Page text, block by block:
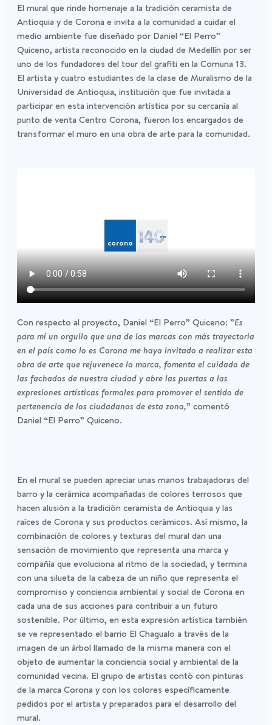
El mural que rinde homenaje a la tradición ceramista de
Antioquia y de Corona e invita a la comunidad a cuidar el
medio ambiente fue diseñado por Daniel “El Perro”
Quiceno, artista reconocido en la ciudad de Medellín por ser
uno de los fundadores del tour del grafiti en la Comuna 13.
El artista y cuatro estudiantes de la clase de Muralismo de la
Universidad de Antioquia, institución que fue invitada a
participar en esta intervención artística por su cercanía al
punto de venta Centro Corona, fueron los encargados de
transformar el muro en una obra de arte para la comunidad.
Con respecto al proyecto, Daniel “El Perro” Quiceno: ”Es
para mí un orgullo que una de las marcas con más trayectoria
en el país como lo es Corona me haya invitado a realizar esta
obra de arte que rejuvenece la marca, fomenta el cuidado de
las fachadas de nuestra ciudad y abre las puertas a las
expresiones artísticas formales para promover el sentido de
pertenencia de los ciudadanos de esta zona,” comentó
Daniel “El Perro” Quiceno.
En el mural se pueden apreciar unas manos trabajadoras del
barro y la cerámica acompañadas de colores terrosos que
hacen alusión a la tradición ceramista de Antioquia y las
raíces de Corona y sus productos cerámicos. Así mismo, la
combinación de colores y texturas del mural dan una
sensación de movimiento que representa una marca y
compañía que evoluciona al ritmo de la sociedad, y termina
con una silueta de la cabeza de un niño que representa el
compromiso y conciencia ambiental y social de Corona en
cada una de sus acciones para contribuir a un futuro
sostenible. Por último, en esta expresión artística también
se ve representado el barrio El Chagualo a través de la
imagen de un árbol llamado de la misma manera con el
objeto de aumentar la conciencia social y ambiental de la
comunidad vecina. El grupo de artistas contó con pinturas
de la marca Corona y con los colores específicamente
pedidos por el artista y preparados para el desarrollo del
mural.